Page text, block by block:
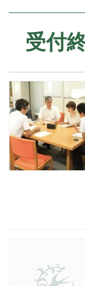
受付